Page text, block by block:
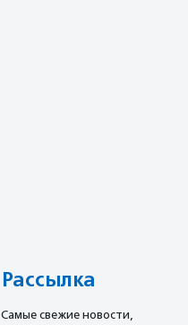
Рассылка
Cамые свежие новости,